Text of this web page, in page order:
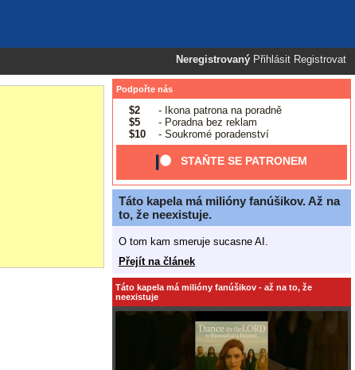
Neregistrovaný Přihlásit Registrovat
Podpořte nás
$2
- Ikona patrona na poradně
$5
- Poradna bez reklam
$10
- Soukromé poradenství
STAŇTE SE PATRONEM
Táto kapela má milióny fanúšikov. Až na
to, že neexistuje.
O tom kam smeruje sucasne AI.
Přejít na článek
Táto kapela má milióny fanúšikov - až na to, že
neexistuje